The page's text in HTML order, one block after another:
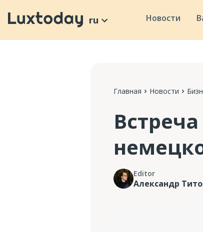
ru Новости
Главная Новости
Editor
Александр